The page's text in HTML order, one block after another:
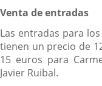
Venta de entradas
Las entradas para
tienen un precio de
15 euros para
Javier Ruibal.